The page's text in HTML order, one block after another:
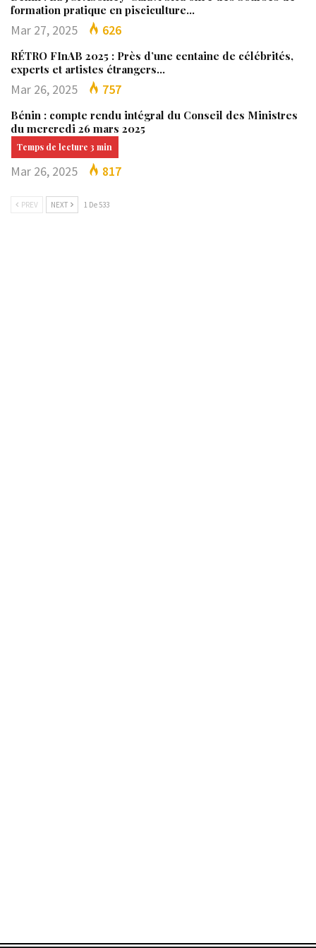
formation pratique en pisciculture…
Mar 27, 2025 626
RÉTRO FInAB 2025 : Près d’une centaine de célébrités,
experts et artistes étrangers…
Mar 26, 2025 757
Bénin : compte rendu intégral du Conseil des Ministres
du mercredi 26 mars 2025
Mar 26, 2025 817
PREV NEXT 1 De 533